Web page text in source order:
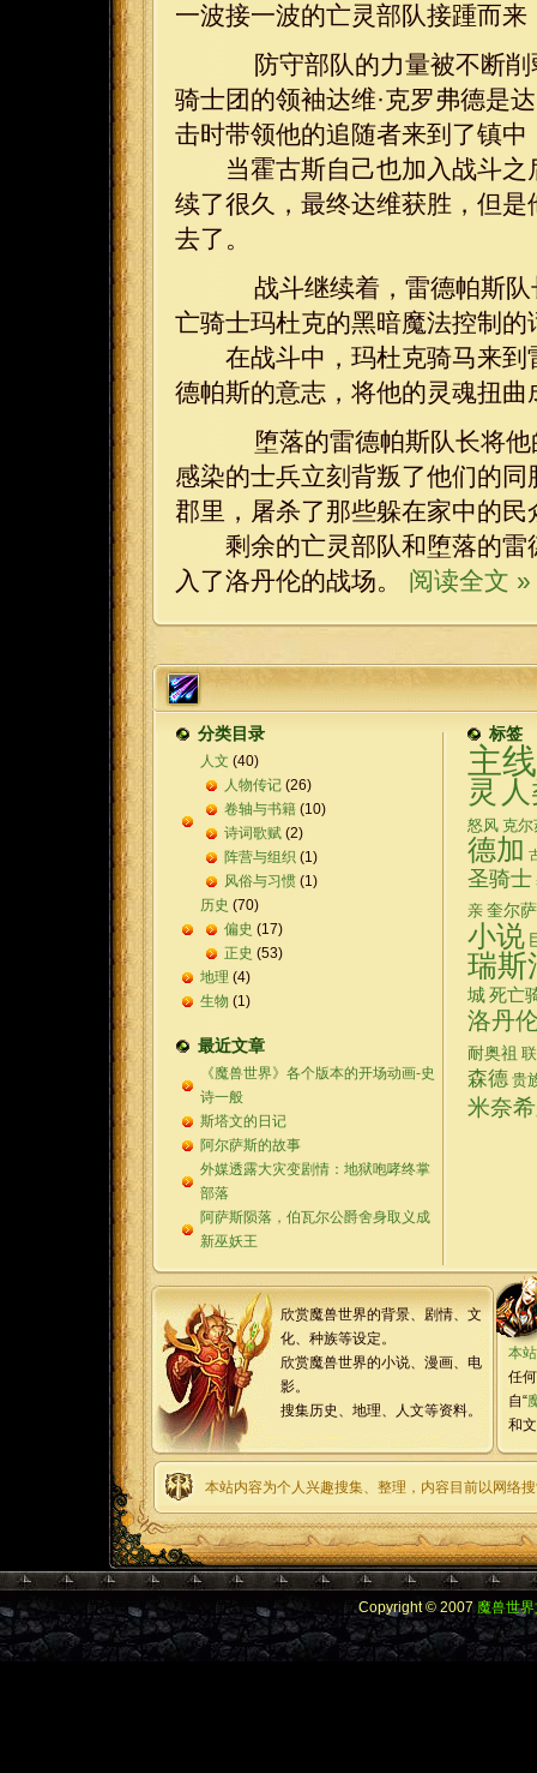
一波接一波的亡灵部队接踵而
防守部队的力量被不断削
骑士团的领袖达维·克罗弗德是
击时带领他的追随者来到了镇
当霍古斯自己也加入战斗之
续了很久，最终达维获胜，但
去了。
战斗继续着，雷德帕斯队
亡骑士玛杜克的黑暗魔法控制
在战斗中，玛杜克骑马来到
德帕斯的意志，将他的灵魂扭
堕落的雷德帕斯队长将他
感染的士兵立刻背叛了他们的
郡里，屠杀了那些躲在家中的民
剩余的亡灵部队和堕落的雷
入了洛丹伦的战场。 阅读全文 »
分类目录
人文 (40)
人物传记 (26)
卷轴与书籍 (10)
诗词歌赋 (2)
阵营与组织 (1)
风俗与习惯 (1)
历史 (70)
偏史 (17)
正史 (53)
地理 (4)
生物 (1)
最近文章
《魔兽世界》各个版本的开场动画-史
诗一般
斯塔文的日记
阿尔萨斯的故事
外媒透露大灾变剧情：地狱咆哮终掌
部落
阿萨斯陨落，伯瓦尔公爵舍身取义成
新巫妖王
标签
主
灵
怒风 克
德加
圣骑士
亲 奎尔
小说
瑞斯
城死亡
洛丹
耐奥祖
森德 贵
米奈
欣赏魔兽世界的背景、剧情、文
化、种族等设定。
欣赏魔兽世界的小说、漫画、电
影。
搜集历史、地理、人文等资料。
本站
任
自“
和
本站内容为个人兴趣搜集、整理，内容目前以网络
Copyright © 2007魔兽世